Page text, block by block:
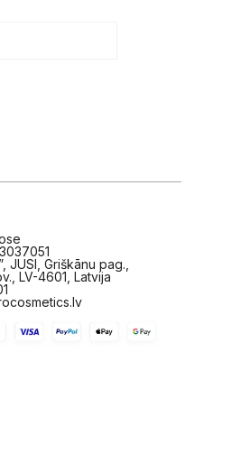
JUSI, Griškānu pag.,
LV-4601, Latvija